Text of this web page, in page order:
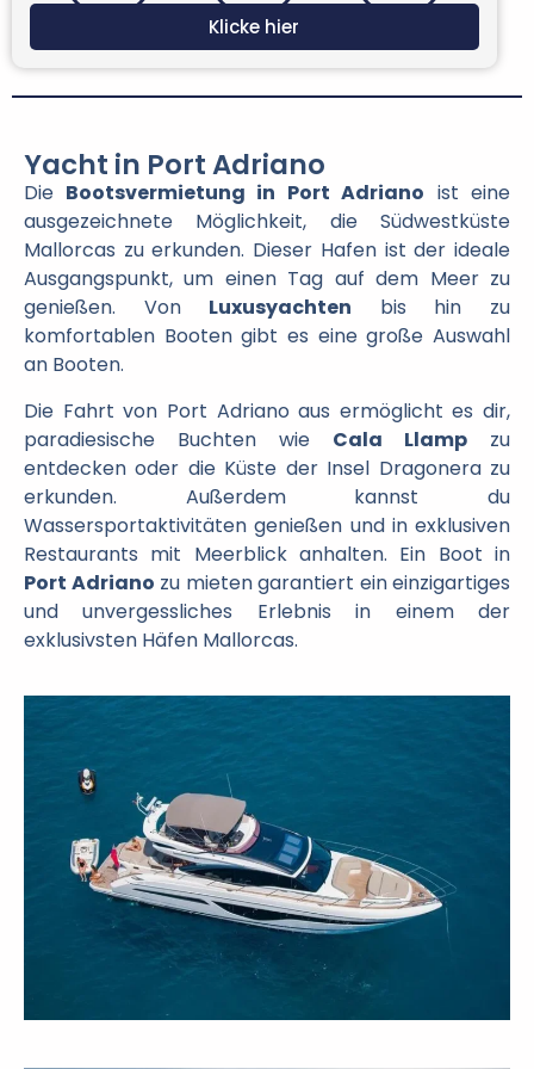
Klicke hier
Yacht in Port Adriano
Die Bootsvermietung in Port Adriano ist eine
ausgezeichnete Möglichkeit, die Südwestküste
Mallorcas zu erkunden. Dieser Hafen ist der ideale
Ausgangspunkt, um einen Tag auf dem Meer zu
genießen. Von Luxusyachten bis hin zu
komfortablen Booten gibt es eine große Auswahl
an Booten.
Die Fahrt von Port Adriano aus ermöglicht es dir,
paradiesische Buchten wie Cala Llamp zu
entdecken oder die Küste der Insel Dragonera zu
erkunden. Außerdem kannst du
Wassersportaktivitäten genießen und in exklusiven
Restaurants mit Meerblick anhalten. Ein Boot in
Port Adriano zu mieten garantiert ein einzigartiges
und unvergessliches Erlebnis in einem der
exklusivsten Häfen Mallorcas.